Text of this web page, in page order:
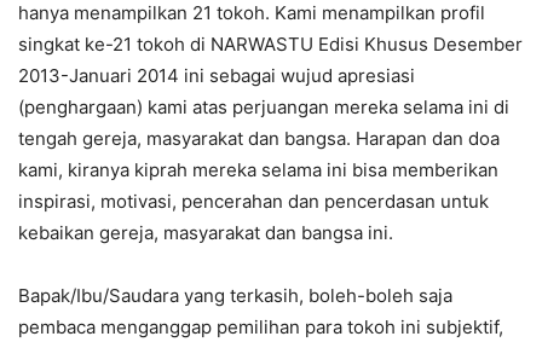
hanya menampilkan 21 tokoh. Kami menampilkan profil
singkat ke-21 tokoh di NARWASTU Edisi Khusus Desember
2013-Januari 2014 ini sebagai wujud apresiasi
(penghargaan) kami atas perjuangan mereka selama ini di
tengah gereja, masyarakat dan bangsa. Harapan dan doa
kami, kiranya kiprah mereka selama ini bisa memberikan
inspirasi, motivasi, pencerahan dan pencerdasan untuk
kebaikan gereja, masyarakat dan bangsa ini.
Bapak/Ibu/Saudara yang terkasih, boleh-boleh saja
pembaca menganggap pemilihan para tokoh ini subjektif,